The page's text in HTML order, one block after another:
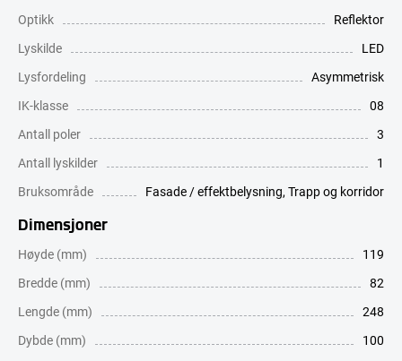
Optikk
Reflektor
Lyskilde
LED
Lysfordeling
Asymmetrisk
IK-klasse
08
Antall poler
3
Antall lyskilder
1
Bruksområde
Fasade / effektbelysning, Trapp og korridor
Dimensjoner
Høyde (mm)
119
Bredde (mm)
82
Lengde (mm)
248
Dybde (mm)
100